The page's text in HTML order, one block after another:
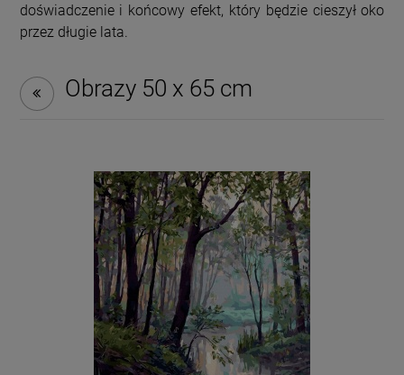
doświadczenie i końcowy efekt, który będzie cieszył oko
przez długie lata.
Obrazy 50 x 65 cm